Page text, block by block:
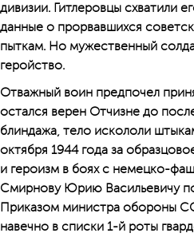
дивизии. Гитлеровцы схватили
данные о прорвавшихся
пыткам. Но мужественный
геройство.
Отважный воин предпочел
остался верен Отчизне до
блиндажа, тело искололи
октября 1944 года за
и героизм в боях с немецко-
Смирнову Юрию Васильевичу
Приказом министра обороны
навечно в списки 1-й роты